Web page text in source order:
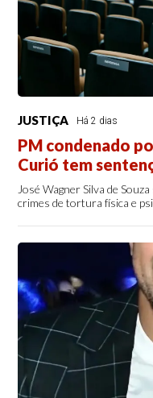
JUSTIÇA Há 2 dias
PM condenado
Curió tem
José Wagner Silva de
crimes de tortura física e